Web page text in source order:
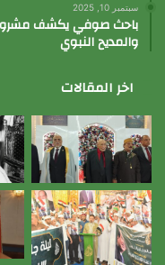
سبتمبر 10, 2025
باحث صوفي يكشف
والمديح النبوي
اخر المقالات